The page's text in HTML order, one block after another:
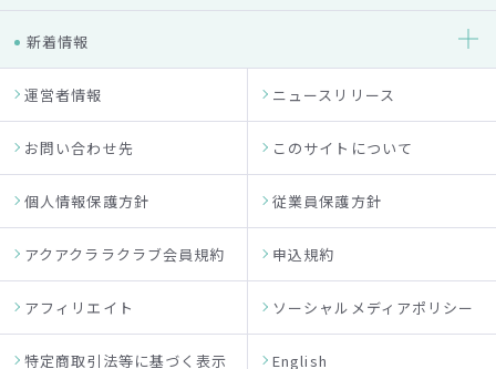
新着情報
運営者情報 ニュースリリース
お問い合わせ先 このサイトについて
個人情報保護方針 従業員保護方針
アクアクララクラブ会員規約 申込規約
アフィリエイト ソーシャルメディアポリシー
特定商取引法等に基づく表示 English